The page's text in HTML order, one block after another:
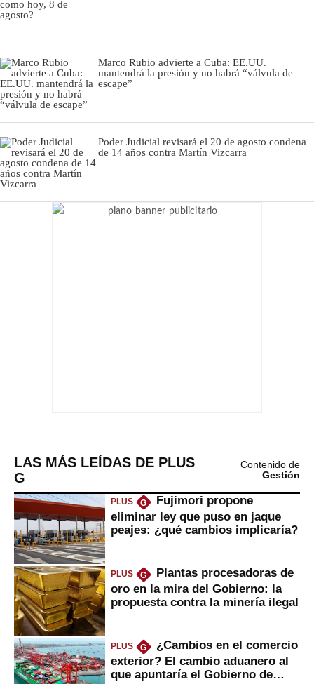
Marco Rubio advierte a Cuba: EE.UU.
mantendrá la presión y no habrá “válvula de
escape”
Poder Judicial revisará el 20 de agosto condena
de 14 años contra Martín Vizcarra
LAS MÁS LEÍDAS DE PLUS
G
Contenido de
Gestión
PLUS G
Fujimori propone
eliminar ley que puso en jaque
peajes: ¿qué cambios implicaría?
PLUS G
Plantas procesadoras de
oro en la mira del Gobierno: la
propuesta contra la minería ilegal
PLUS G
¿Cambios en el comercio
exterior? El cambio aduanero al
que apuntaría el Gobierno de